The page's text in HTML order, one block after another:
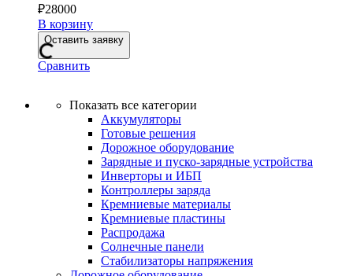
₽28000
В корзину
Оставить заявку
Сравнить
Показать все категории
Аккумуляторы
Готовые решения
Дорожное оборудование
Зарядные и пуско-зарядные устройства
Инверторы и ИБП
Контроллеры заряда
Кремниевые материалы
Кремниевые пластины
Распродажа
Солнечные панели
Стабилизаторы напряжения